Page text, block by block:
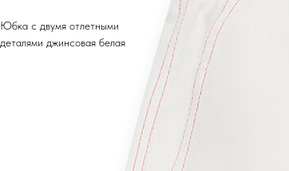
Юбка с двумя отлетными
деталями джинсовая белая